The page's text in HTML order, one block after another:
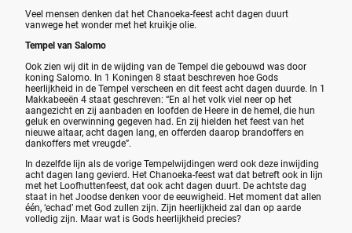
Veel mensen denken dat het Chanoeka-feest acht dagen duurt
vanwege het wonder met het kruikje olie.
Tempel van Salomo
Ook zien wij dit in de wijding van de Tempel die gebouwd was door
koning Salomo. In 1 Koningen 8 staat beschreven hoe Gods
heerlijkheid in de Tempel verscheen en dit feest acht dagen duurde. In 1
Makkabeeën 4 staat geschreven: “En al het volk viel neer op het
aangezicht en zij aanbaden en loofden de Heere in de hemel, die hun
geluk en overwinning gegeven had. En zij hielden het feest van het
nieuwe altaar, acht dagen lang, en offerden daarop brandoffers en
dankoffers met vreugde”.
In dezelfde lijn als de vorige Tempelwijdingen werd ook deze inwijding
acht dagen lang gevierd. Het Chanoeka-feest wat dat betreft ook in lijn
met het Loofhuttenfeest, dat ook acht dagen duurt. De achtste dag
staat in het Joodse denken voor de eeuwigheid. Het moment dat allen
één, ‘echad’ met God zullen zijn. Zijn heerlijkheid zal dan op aarde
volledig zijn. Maar wat is Gods heerlijkheid precies?